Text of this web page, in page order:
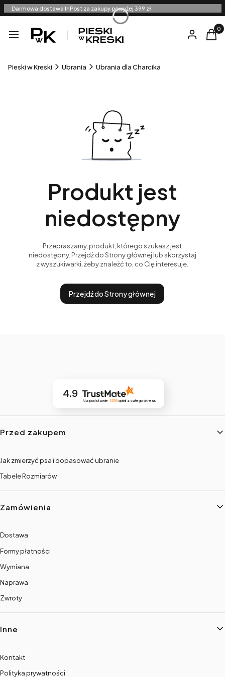
Darmowa dostawa InPost za zakupy powyżej 399 zł
Menu Zaloguj się
Pieski w Kreski Ubrania Ubrania dla Charcika
Produkt jest
niedostępny
Przepraszamy, produkt, którego szukasz jest
niedostępny. Przejdź do Strony głównej lub skorzystaj
z wyszukiwarki, żeby znaleźć to, co Cię interesuje.
Przejdź do Strony głównej
4.9
Na podstawie 1576 opinii z całego okresu
Linki w stopce
Przed zakupem
Jak zmierzyć psa i dopasować ubranie
Tabele Rozmiarów
Zamówienia
Dostawa
Formy płatności
Wymiana
Naprawa
Zwroty
Inne
Kontakt
Polityka prywatności